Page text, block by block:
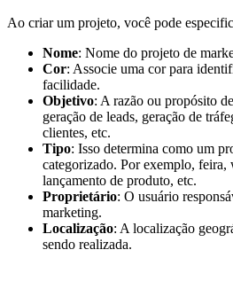
Ao criar um projeto, você pode
Nome: Nome do projeto de
Cor: Associe uma cor para
facilidade.
Objetivo: A razão ou propósito
geração de leads, geração de
clientes, etc.
Tipo: Isso determina como um
categorizado. Por exemplo, feira,
lançamento de produto, etc.
Proprietário: O usuário
marketing.
Localização: A localização
sendo realizada.